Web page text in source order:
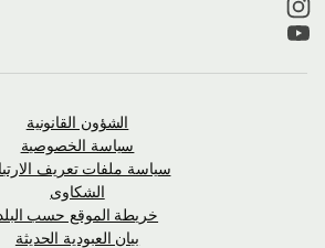
الشؤون القانونية
سياسة الخصوصية
سياسة ملفات تعريف الارتباط
الشكاوى
خريطة الموقع حسب البلد
بيان العبودية الحديثة